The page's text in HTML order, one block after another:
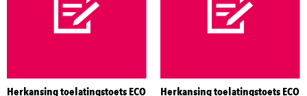
Herkansing toelatingstoets ECO
Herkansing toelatingstoets ECO